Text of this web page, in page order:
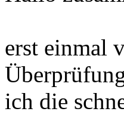
erst einmal
ich die